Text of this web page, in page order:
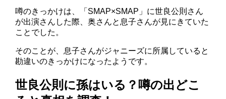
噂のきっかけは、「SMAP×SMAP」に世良公則さん
が出演さんした際、奥さんと息子さんが見にきていた
ことでした。
そのことが、息子さんがジャニーズに所属していると
勘違いのきっかけになったようです。
世良公則に孫はいる？噂の出どこ